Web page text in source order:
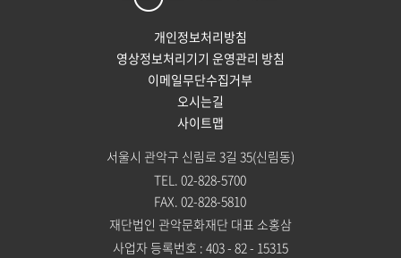
개인정보처리방침
영상정보처리기기 운영관리 방침
이메일무단수집거부
오시는길
사이트맵
서울시 관악구 신림로 3길 35(신림동)
TEL. 02-828-5700
FAX. 02-828-5810
재단법인 관악문화재단 대표 소홍삼
사업자 등록번호 : 403 - 82 - 15315